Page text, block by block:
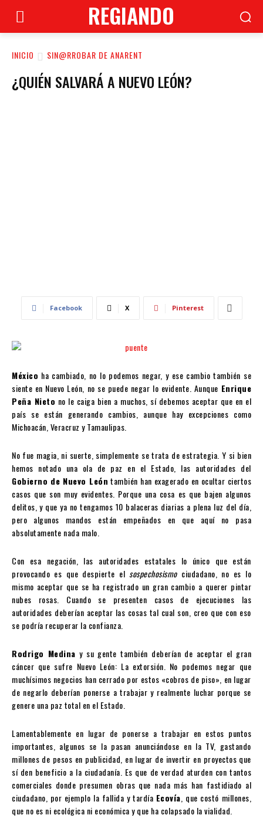
REGIANDO
INICIO SIN@RROBAR DE ANARENT
Facebook X Pinterest
México ha cambiado, no lo podemos negar, y ese cambio también se
siente en Nuevo León, no se puede negar lo evidente. Aunque Enrique
Peña Nieto no le caiga bien a muchos, sí debemos aceptar que en el
país se están generando cambios, aunque hay excepciones como
Michoacán, Veracruz y Tamaulipas.
No fue magia, ni suerte, simplemente se trata de estrategia. Y si bien
hemos notado una ola de paz en el Estado, las autoridades del
Gobierno de Nuevo León también han exagerado en ocultar ciertos
casos que son muy evidentes. Porque una cosa es que bajen algunos
delitos, y que ya no tengamos 10 balaceras diarias a plena luz del día,
pero algunos mandos están empeñados en que aquí no pasa
absolutamente nada malo.
Con esa negación, las autoridades estatales lo único que están
provocando es que despierte el sospechosismociudadano, no es lo
mismo aceptar que se ha registrado un gran cambio a querer pintar
nubes rosas. Cuando se presenten casos de ejecuciones las
autoridades deberían aceptar las cosas tal cual son, creo que con eso
se podría recuperar la confianza.
Rodrigo Medina y su gente también deberían de aceptar el gran
cáncer que sufre Nuevo León: La extorsión. No podemos negar que
muchísimos negocios han cerrado por estos «cobros de piso», en lugar
de negarlo deberían ponerse a trabajar y realmente luchar porque se
genere una paz total en el Estado.
Lamentablemente en lugar de ponerse a trabajar en estos puntos
importantes, algunos se la pasan anunciándose en la TV, gastando
millones de pesos en publicidad, en lugar de invertir en proyectos que
sí den beneficio a la ciudadanía. Es que de verdad aturden con tantos
comerciales donde presumen obras que nada más han fastidiado al
ciudadano, por ejemplo la fallida y tardía Ecovía , que costó millones,
que no es ni ecológica ni económica y que ha colapsado la vialidad.